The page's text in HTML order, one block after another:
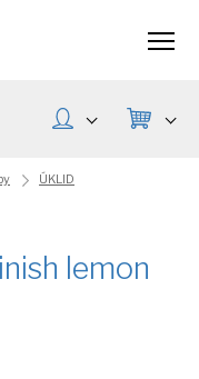
ÚKLID
lemon